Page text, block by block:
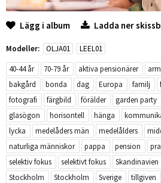
Lägg i album Ladda ner
Modeller: OLJA01
LEEL01
40-44 år
70-79 år aktiva pensionärer
bakgård
bonda dag Europa familj
fotografi
färgbild förälder garden party
glasögon
horisontell hänga
lycka
medelåders män medelålders
naturliga människor
pappa pension
selektiv fokus
selektivt fokus Skandinavien
Stockholm
Stockholm Sverige tillgiven